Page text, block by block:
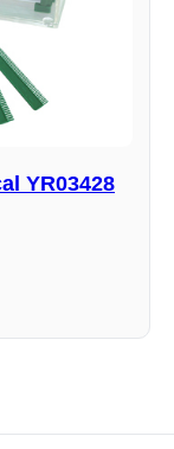
YR03428